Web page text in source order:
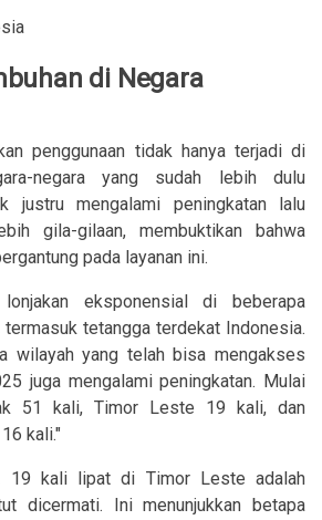
di Negara
penggunaan tidak hanya terjadi di
negara yang sudah lebih dulu
justru mengalami peningkatan lalu
gila-gilaan, membuktikan bahwa
pada layanan ini.
lonjakan eksponensial di beberapa
termasuk tetangga terdekat Indonesia.
wilayah yang telah bisa mengakses
juga mengalami peningkatan. Mulai
51 kali, Timor Leste 19 kali, dan
kali."
19 kali lipat di Timor Leste adalah
dicermati. Ini menunjukkan betapa